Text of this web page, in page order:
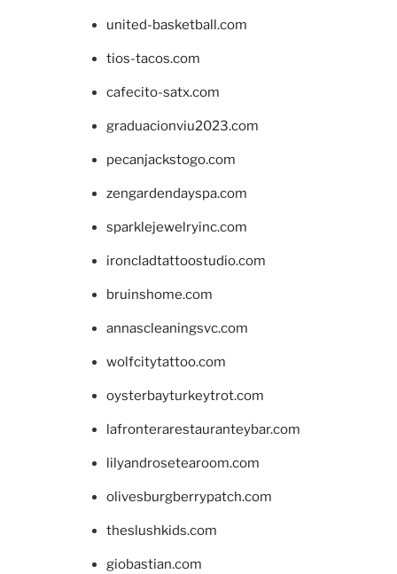
united-basketball.com
tios-tacos.com
cafecito-satx.com
graduacionviu2023.com
pecanjackstogo.com
zengardendayspa.com
sparklejewelryinc.com
ironcladtattoostudio.com
bruinshome.com
annascleaningsvc.com
wolfcitytattoo.com
oysterbayturkeytrot.com
lafronterarestauranteybar.com
lilyandrosetearoom.com
olivesburgberrypatch.com
theslushkids.com
giobastian.com